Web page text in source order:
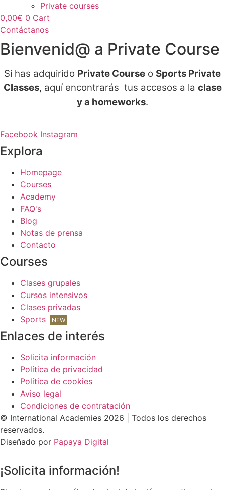
Private courses
0,00€ 0 Cart
Contáctanos
Bienvenid@ a Private Course
Si has adquirido Private Course o Sports Private
Classes, aquí encontrarás tus accesos a la clase
y a homeworks.
Facebook Instagram
Explora
Homepage
Courses
Academy
FAQ's
Blog
Notas de prensa
Contacto
Courses
Clases grupales
Cursos intensivos
Clases privadas
Sports
NEW
Enlaces de interés
Solicita información
Política de privacidad
Política de cookies
Aviso legal
Condiciones de contratación
© International Academies 2026 | Todos los derechos
reservados.
Diseñado por Papaya Digital
¡Solicita información!